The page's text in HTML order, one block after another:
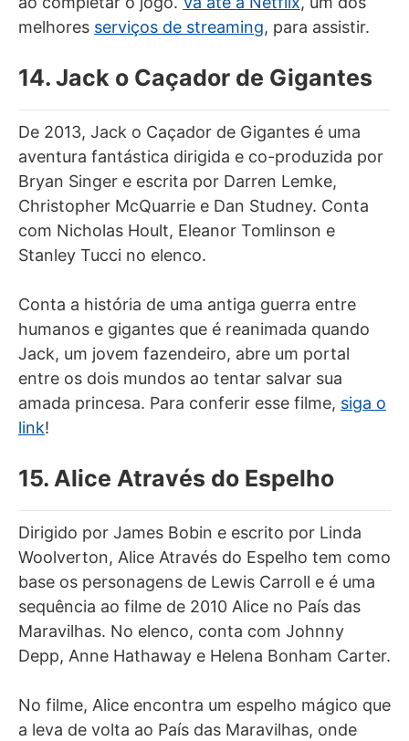
melhores serviços de streaming, para assistir.
14. Jack o Caçador de Gigantes
De 2013, Jack o Caçador de Gigantes é uma
aventura fantástica dirigida e co-produzida por
Bryan Singer e escrita por Darren Lemke,
Christopher McQuarrie e Dan Studney. Conta
com Nicholas Hoult, Eleanor Tomlinson e
Stanley Tucci no elenco.
Conta a história de uma antiga guerra entre
humanos e gigantes que é reanimada quando
Jack, um jovem fazendeiro, abre um portal
entre os dois mundos ao tentar salvar sua
amada princesa. Para conferir esse filme, siga o
link!
15. Alice Através do Espelho
Dirigido por James Bobin e escrito por Linda
Woolverton, Alice Através do Espelho tem como
base os personagens de Lewis Carroll e é uma
sequência ao filme de 2010 Alice no País das
Maravilhas. No elenco, conta com Johnny
Depp, Anne Hathaway e Helena Bonham Carter.
No filme, Alice encontra um espelho mágico que
a leva de volta ao País das Maravilhas, onde